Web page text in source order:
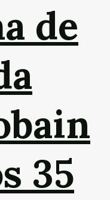
de
35